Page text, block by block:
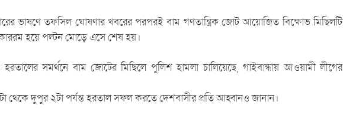
ভাষণে তফসিল ঘোষণার খবরের পরপরই বাম গণতান্ত্রিক জোট আয়োজিত বিক্ষোভ মিছিলটি
হয়ে পল্টন মোড়ে এসে শেষ হয়।
সমর্থনে বাম জোটের মিছিলে পুলিশ হামলা চালিয়েছে, গাইবান্ধায় আওয়ামী লীগের
থেকে দুপুর ২টা পর্যন্ত হরতাল সফল করতে দেশবাসীর প্রতি আহ্বানও জানান।